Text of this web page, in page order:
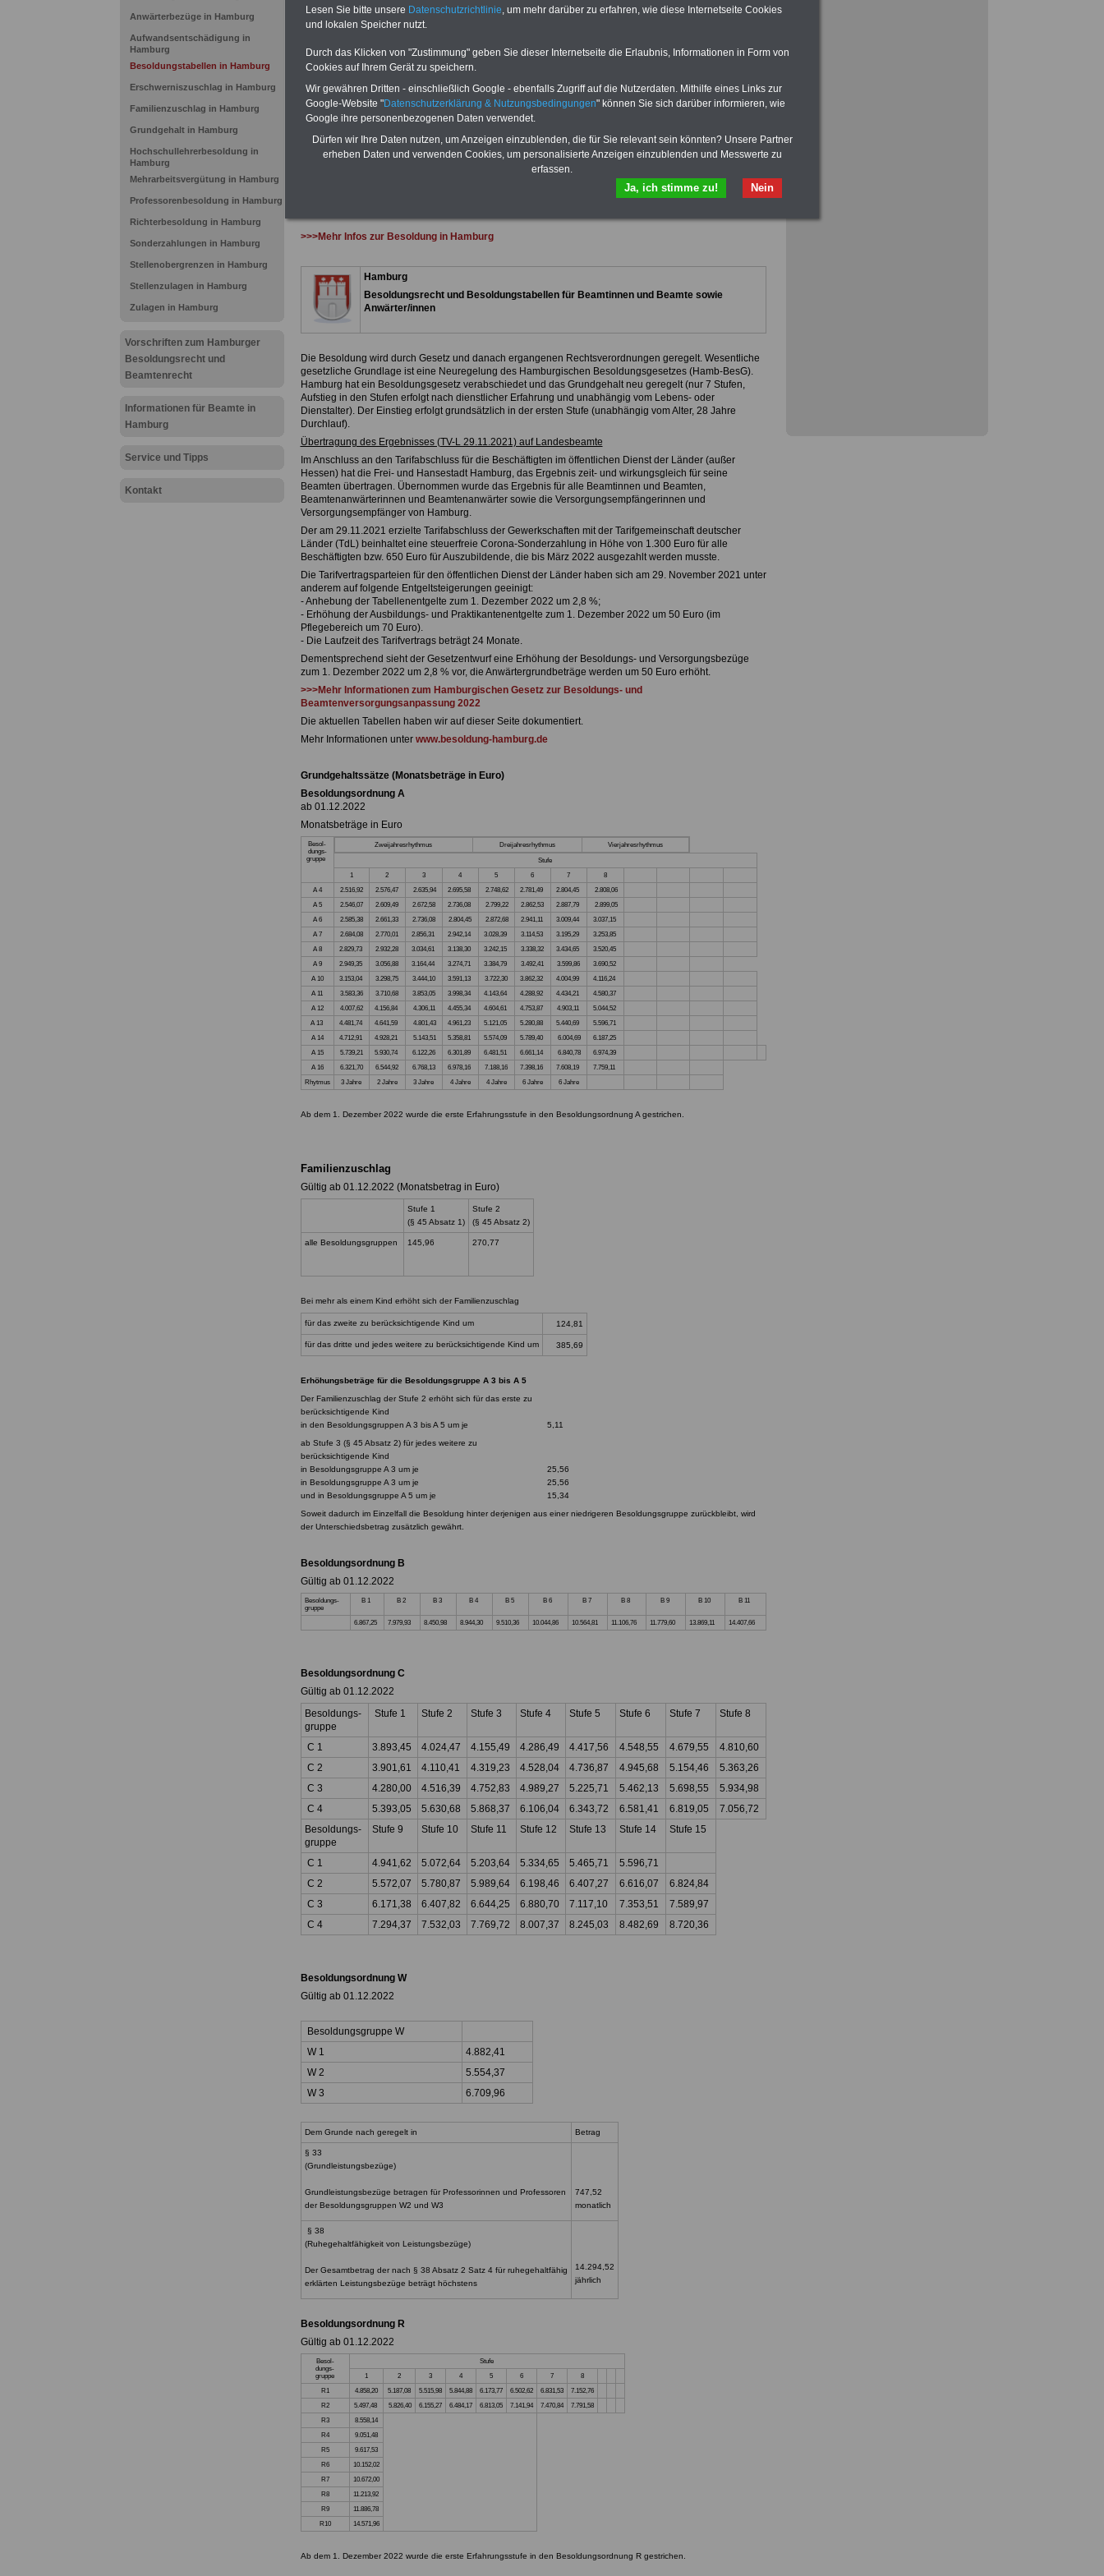
Anwärterbezüge in Hamburg
Aufwandsentschädigung in
Hamburg
Besoldungstabellen in Hamburg
Erschwerniszuschlag in Hamburg
Familienzuschlag in Hamburg
Grundgehalt in Hamburg
Hochschullehrerbesoldung in
Hamburg
Mehrarbeitsvergütung in Hamburg
Professorenbesoldung in Hamburg
Richterbesoldung in Hamburg
Sonderzahlungen in Hamburg
Stellenobergrenzen in Hamburg
Stellenzulagen in Hamburg
Zulagen in Hamburg
Vorschriften zum Hamburger
Besoldungsrecht und
Beamtenrecht
Informationen für Beamte in
Hamburg
Service und Tipps
Kontakt
(Bund/Länder) sowie Beihilferecht in Bund und
Ländern. Alle drei Ratgeber sind übersichtlich
gegliedert und erläutern auch komplizierte
Sachverhalte verständlich (auch für
Mitarbeiterinnen und Mitarbeiter des
öffentlichen Dienstes in der Freien- und
Hansestadt Hamburggeeignet).Das
BEHÖRDEN-ABO>>>hier bestellen
ACHTUNG Neue Broschüre zum vorbestellen:
Teilweise fünfstellige Nachzahlungen für
Beamtinnen & Beamte in Bund und Ländern
durch eine Neuordnung der amtsangemessen
DienstZum Komplettpreis von 15 Euro im Jahr
Freien- und Hansestadt Hamburggeeignet:
ums Geld, Nebentätigkeitsrecht, Frauen im
öffentl. Dienst. und Berufseinstieg im
Man kann die eBooks herunterladen,
ausdrucken und lesen >>>mehr
Informationen
>>>Mehr Infos zur Besoldung in Hamburg
Hamburg
Besoldungsrecht und Besoldungstabellen für Beamtinnen und Beamte sowie
Anwärter/innen
Die Besoldung wird durch Gesetz und danach ergangenen Rechtsverordnungen geregelt. Wesentliche
gesetzliche Grundlage ist eine Neuregelung des Hamburgischen Besoldungsgesetzes (Hamb-BesG).
Hamburg hat ein Besoldungsgesetz verabschiedet und das Grundgehalt neu geregelt (nur 7 Stufen,
Aufstieg in den Stufen erfolgt nach dienstlicher Erfahrung und unabhängig vom Lebens- oder
Dienstalter). Der Einstieg erfolgt grundsätzlich in der ersten Stufe (unabhängig vom Alter, 28 Jahre
Durchlauf).
Übertragung des Ergebnisses (TV-L 29.11.2021) auf Landesbeamte
Im Anschluss an den Tarifabschluss für die Beschäftigten im öffentlichen Dienst der Länder (außer
Hessen) hat die Frei- und Hansestadt Hamburg, das Ergebnis zeit- und wirkungsgleich für seine
Beamten übertragen. Übernommen wurde das Ergebnis für alle Beamtinnen und Beamten,
Beamtenanwärterinnen und Beamtenanwärter sowie die Versorgungsempfängerinnen und
Versorgungsempfänger von Hamburg.
Der am 29.11.2021 erzielte Tarifabschluss der Gewerkschaften mit der Tarifgemeinschaft deutscher
Länder (TdL) beinhaltet eine steuerfreie Corona-Sonderzahlung in Höhe von 1.300 Euro für alle
Beschäftigten bzw. 650 Euro für Auszubildende, die bis März 2022 ausgezahlt werden musste.
Die Tarifvertragsparteien für den öffentlichen Dienst der Länder haben sich am 29. November 2021 unter
anderem auf folgende Entgeltsteigerungen geeinigt:
- Anhebung der Tabellenentgelte zum 1. Dezember 2022 um 2,8 %;
- Erhöhung der Ausbildungs- und Praktikantenentgelte zum 1. Dezember 2022 um 50 Euro (im
Pflegebereich um 70 Euro).
- Die Laufzeit des Tarifvertrags beträgt 24 Monate.
Dementsprechend sieht der Gesetzentwurf eine Erhöhung der Besoldungs- und Versorgungsbezüge
zum 1. Dezember 2022 um 2,8 % vor, die Anwärtergrundbeträge werden um 50 Euro erhöht.
>>>Mehr Informationen zum Hamburgischen Gesetz zur Besoldungs- und
Beamtenversorgungsanpassung 2022
Die aktuellen Tabellen haben wir auf dieser Seite dokumentiert.
Mehr Informationen unter www.besoldung-hamburg.de
Grundgehaltssätze (Monatsbeträge in Euro)
Besoldungsordnung A
ab 01.12.2022
Monatsbeträge in Euro
Besol-
dungs-
gruppe
Zweijahresrhythmus Dreijahresrhythmus Vierjahresrhythmus
Stufe
1
2 3 4 5 6 7
8
A 4
2.516,92 2.576,47 2.635,94 2.695,58 2.748,62 2.781,49 2.804,45
2.808,06
A 5
2.546,07 2.609,49 2.672,58 2.736,08 2.799,22 2.862,53 2.887,79
2.899,05
A 6
2.585,38 2.661,33 2.736,08 2.804,45 2.872,68 2.941,11 3.009,44
3.037,15
A 7
2.684,08 2.770,01 2.856,31 2.942,14 3.028,39 3.114,53 3.195,29
3.253,85
A 8
2.829,73 2.932,28 3.034,61 3.138,30 3.242,15 3.338,32 3.434,65
3.520,45
A 9
2.949,35 3.056,88 3.164,44 3.274,71 3.384,79 3.492,41 3.599,86
3.690,52
A 10
3.153,04 3.298,75 3.444,10 3.591,13 3.722,30 3.862,32 4.004,99
4.116,24
A 11
3.583,36 3.710,68 3.853,05 3.998,34 4.143,64 4.288,92 4.434,21
4.580,37
A 12
4.007,62 4.156,84 4.306,11 4.455,34 4.604,61 4.753,87 4.903,11
5.044,52
A 13
4.481,74 4.641,59 4.801,43 4.961,23 5.121,05 5.280,88 5.440,69
5.596,71
A 14
4.712,91 4.928,21 5.143,51 5.358,81 5.574,09 5.789,40 6.004,69
6.187,25
A 15
5.739,21 5.930,74 6.122,26 6.301,89 6.481,51 6.661,14 6.840,78
6.974,39
A 16
6.321,70 6.544,92 6.768,13 6.978,16 7.188,16 7.398,16 7.608,19
7.759,11
Rhytmus
3 Jahre 2 Jahre 3 Jahre 4 Jahre 4 Jahre 6 Jahre 6 Jahre
Ab dem 1. Dezember 2022 wurde die erste Erfahrungsstufe in den Besoldungsordnung A gestrichen.
Familienzuschlag
Gültig ab 01.12.2022 (Monatsbetrag in Euro)
Stufe 1
(§ 45 Absatz 1)
Stufe 2
(§ 45 Absatz 2)
alle Besoldungsgruppen 145,96 270,77
Bei mehr als einem Kind erhöht sich der Familienzuschlag
für das zweite zu berücksichtigende Kind um 124,81
für das dritte und jedes weitere zu berücksichtigende Kind um 385,69
Erhöhungsbeträge für die Besoldungsgruppe A 3 bis A 5
Der Familienzuschlag der Stufe 2 erhöht sich für das erste zu
berücksichtigende Kind
in den Besoldungsgruppen A 3 bis A 5 um je 5,11
ab Stufe 3 (§ 45 Absatz 2) für jedes weitere zu
berücksichtigende Kind
in Besoldungsgruppe A 3 um je 25,56
in Besoldungsgruppe A 3 um je 25,56
und in Besoldungsgruppe A 5 um je 15,34
Soweit dadurch im Einzelfall die Besoldung hinter derjenigen aus einer niedrigeren Besoldungsgruppe zurückbleibt, wird
der Unterschiedsbetrag zusätzlich gewährt.
Besoldungsordnung B
Gültig ab 01.12.2022
Besoldungs-
gruppe
B 1 B 2 B 3 B 4 B 5 B 6 B 7 B 8 B 9 B 10 B 11
6.867,25 7.979,93 8.450,98 8.944,30 9.510,36 10.044,86 10.564,81 11.106,76 11.779,60 13.869,11 14.407,66
Besoldungsordnung C
Gültig ab 01.12.2022
Besoldungs-
gruppe
Stufe 1 Stufe 2 Stufe 3 Stufe 4 Stufe 5 Stufe 6 Stufe 7 Stufe 8
C 1 3.893,45 4.024,47 4.155,49 4.286,49 4.417,56 4.548,55 4.679,55
4.810,60
C 2
3.901,61 4.110,41 4.319,23 4.528,04 4.736,87 4.945,68 5.154,46
5.363,26
C 3
4.280,00 4.516,39 4.752,83 4.989,27 5.225,71 5.462,13 5.698,55
5.934,98
C 4
5.393,05 5.630,68 5.868,37 6.106,04 6.343,72 6.581,41 6.819,05
7.056,72
Besoldungs-
gruppe
Stufe 9 Stufe 10 Stufe 11 Stufe 12 Stufe 13 Stufe 14 Stufe 15
C 1 4.941,62 5.072,64 5.203,64 5.334,65 5.465,71
5.596,71
C 2
5.572,07 5.780,87 5.989,64 6.198,46 6.407,27 6.616,07
6.824,84
C 3
6.171,38 6.407,82 6.644,25 6.880,70 7.117,10 7.353,51
7.589,97
C 4
7.294,37 7.532,03 7.769,72 8.007,37 8.245,03 8.482,69 8.720,36
Besoldungsordnung W
Gültig ab 01.12.2022
Besoldungsgruppe W
W 1
4.882,41
W 2
5.554,37
W 3
6.709,96
Dem Grunde nach geregelt in Betrag
§ 33
(Grundleistungsbezüge)
Grundleistungsbezüge betragen für Professorinnen und Professoren
der Besoldungsgruppen W2 und W3
747,52
monatlich
§ 38
(Ruhegehaltfähigkeit von Leistungsbezüge)
Der Gesamtbetrag der nach § 38 Absatz 2 Satz 4 für ruhegehaltfähig
erklärten Leistungsbezüge beträgt höchstens
14.294,52
jährlich
Besoldungsordnung R
Gültig ab 01.12.2022
Besol-
dungs-
gruppe
Stufe
1
2 3 4 5 6 7
8
R1
4.858,20 5.187,08 5.515,98 5.844,88 6.173,77 6.502,62 6.831,53
7.152,76
R2
5.497,48 5.826,40 6.155,27 6.484,17 6.813,05 7.141,94 7.470,84
7.791,58
R3
8.558,14
R4
9.051,48
R5
9.617,53
R6
10.152,02
R7
10.672,00
R8
11.213,92
R9
11.886,78
R10
14.571,96
Ab dem 1. Dezember 2022 wurde die erste Erfahrungsstufe in den Besoldungsordnung R gestrichen.
Lesen Sie bitte unsere Datenschutzrichtlinie, um mehr darüber zu erfahren, wie diese Internetseite Cookies
und lokalen Speicher nutzt.
Durch das Klicken von "Zustimmung" geben Sie dieser Internetseite die Erlaubnis, Informationen in Form von
Cookies auf Ihrem Gerät zu speichern.
Wir gewähren Dritten - einschließlich Google - ebenfalls Zugriff auf die Nutzerdaten. Mithilfe eines Links zur
Google-Website "Datenschutzerklärung & Nutzungsbedingungen" können Sie sich darüber informieren, wie
Google ihre personenbezogenen Daten verwendet.
Dürfen wir Ihre Daten nutzen, um Anzeigen einzublenden, die für Sie relevant sein könnten? Unsere Partner
erheben Daten und verwenden Cookies, um personalisierte Anzeigen einzublenden und Messwerte zu
erfassen.
Nein
Ja, ich stimme zu!